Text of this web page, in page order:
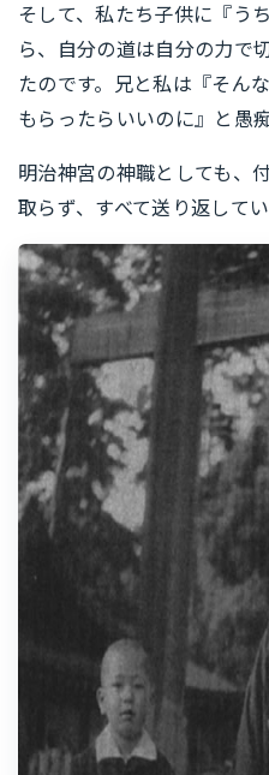
そして、私たち子供に『う
ら、自分の道は自分の力で
たのです。兄と私は『そん
もらったらいいのに』と愚
明治神宮の神職としても、
取らず、すべて送り返してい